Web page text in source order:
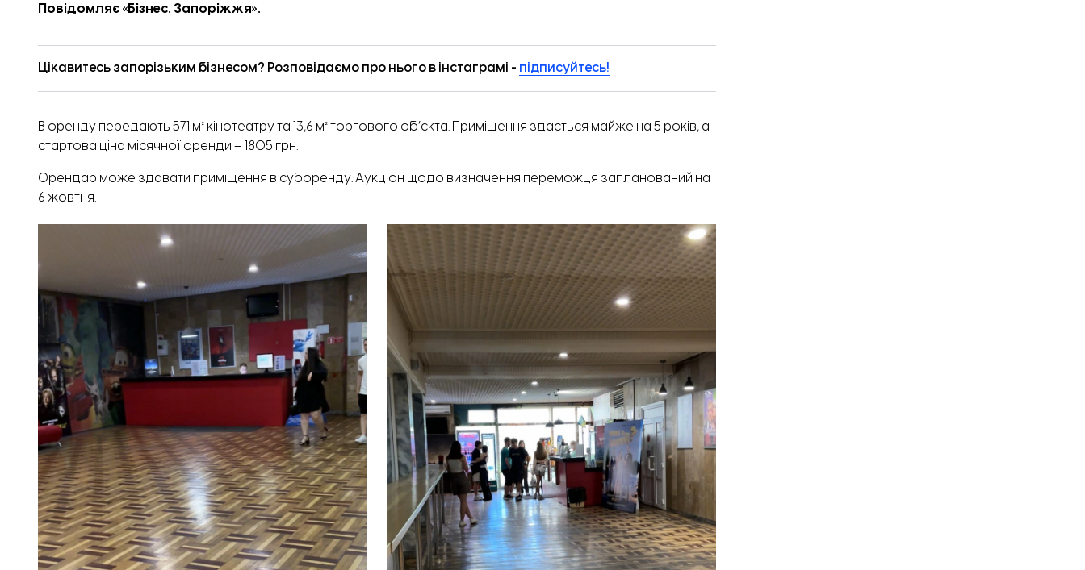
Повідомляє «Бізнес. Запоріжжя».
Цікавитесь запорізьким бізнесом? Розповідаємо про нього в інстаграмі - підписуйтесь!
В оренду передають 571 м² кінотеатру та 13,6 м² торгового об’єкта. Приміщення здається майже на 5 років, а
стартова ціна місячної оренди – 1805 грн.
Орендар може здавати приміщення в суборенду. Аукціон щодо визначення переможця запланований на
6 жовтня.